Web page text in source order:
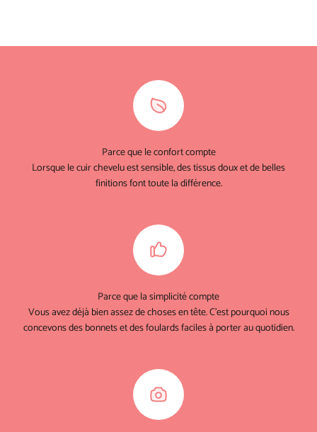
Parce que le confort compte
Lorsque le cuir chevelu est sensible, des tissus doux et de belles
finitions font toute la différence.
Parce que la simplicité compte
Vous avez déjà bien assez de choses en tête. C'est pourquoi nous
concevons des bonnets et des foulards faciles à porter au quotidien.